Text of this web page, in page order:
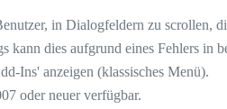
in Dialogfeldern zu
dies aufgrund eines Fehlers in
Ins' anzeigen (klassisches Menü).
oder neuer verfügbar.